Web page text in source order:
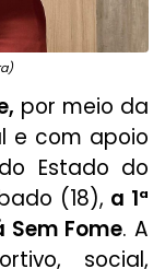
por meio da
e com apoio
Estado do
(18), a 1ª
Fome. A
social,